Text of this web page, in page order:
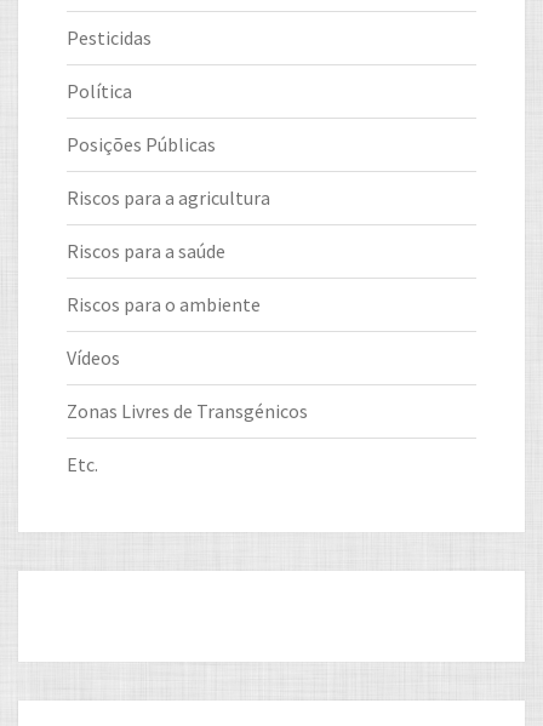
Pesticidas
Política
Posições Públicas
Riscos para a agricultura
Riscos para a saúde
Riscos para o ambiente
Vídeos
Zonas Livres de Transgénicos
Etc.